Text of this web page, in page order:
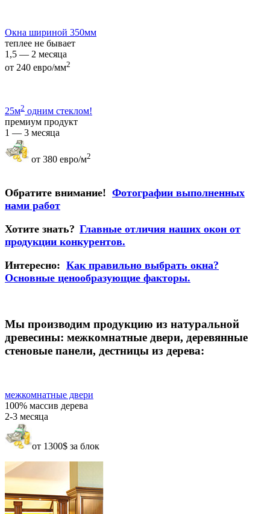
Окна шириной 350мм
теплее не бывает
1,5 — 2 месяца
от 240 евро/мм2
25м2 одним стеклом!
премиум продукт
1 — 3 месяца
от 380 евро/м2
Обратите внимание! Фотографии выполненных
нами работ
Хотите знать? Главные отличия наших окон от
продукции конкурентов.
Интересно: Как правильно выбрать окна?
Основные ценообразующие факторы.
Мы производим продукцию из натуральной
древесины: межкомнатные двери, деревянные
стеновые панели, дестницы из дерева:
межкомнатные двери
100% массив дерева
2-3 месяца
от 1300$ за блок